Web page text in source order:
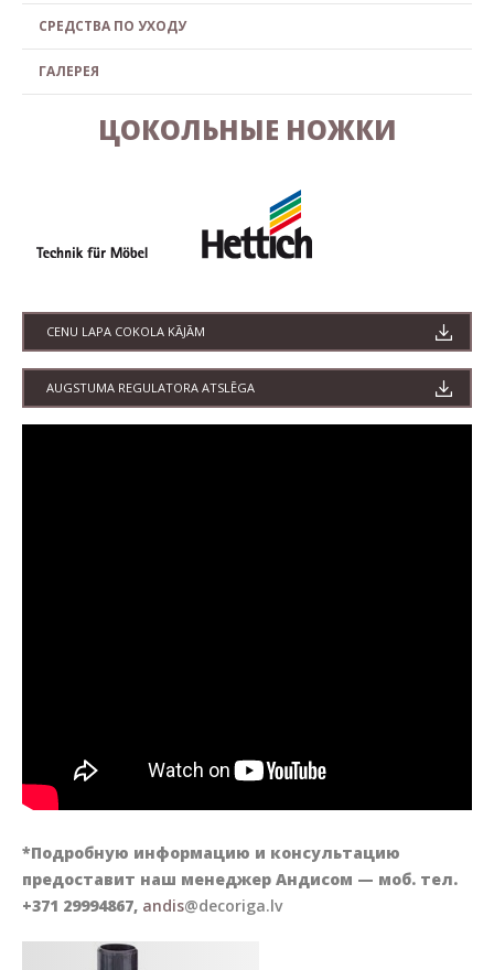
СРЕДСТВА ПО УХОДУ
ГАЛЕРЕЯ
ЦОКОЛЬНЫЕ НОЖКИ
CENU LAPA COKOLA KĀJĀM
AUGSTUMA REGULATORA ATSLĒGA
*Подробную информацию и консультацию
предоставит наш менеджер Андисом — моб. тел.
+371 29994867, andis@decoriga.lv